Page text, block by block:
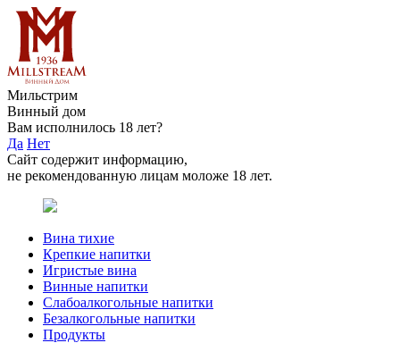
Мильстрим
Винный дом
Вам исполнилось 18 лет?
Да Нет
Сайт содержит информацию,
не рекомендованную лицам моложе 18 лет.
Вина тихие
Крепкие напитки
Игристые вина
Винные напитки
Слабоалкогольные напитки
Безалкогольные напитки
Продукты